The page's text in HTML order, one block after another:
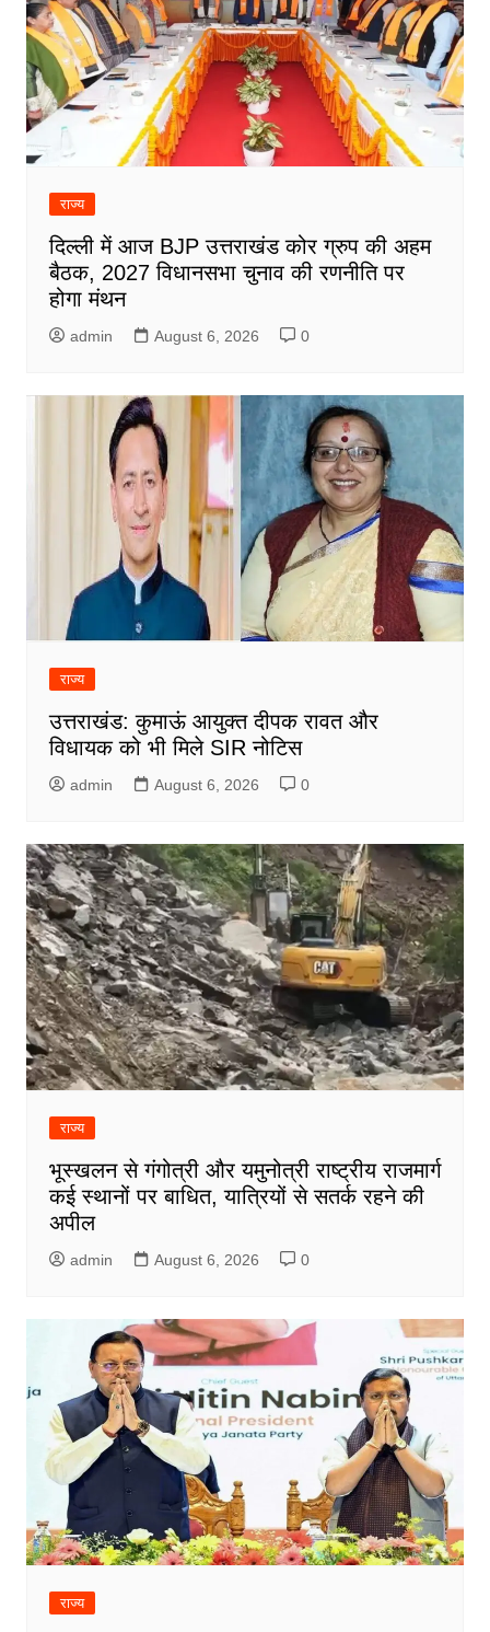
राज्य
दिल्ली में आज BJP उत्तराखंड कोर ग्रुप की अहम
बैठक, 2027 विधानसभा चुनाव की रणनीति पर
होगा मंथन
admin August 6, 2026 0
राज्य
उत्तराखंड: कुमाऊं आयुक्त दीपक रावत और
विधायक को भी मिले SIR नोटिस
admin August 6, 2026 0
राज्य
भूस्खलन से गंगोत्री और यमुनोत्री राष्ट्रीय राजमार्ग
कई स्थानों पर बाधित, यात्रियों से सतर्क रहने की
अपील
admin August 6, 2026 0
राज्य